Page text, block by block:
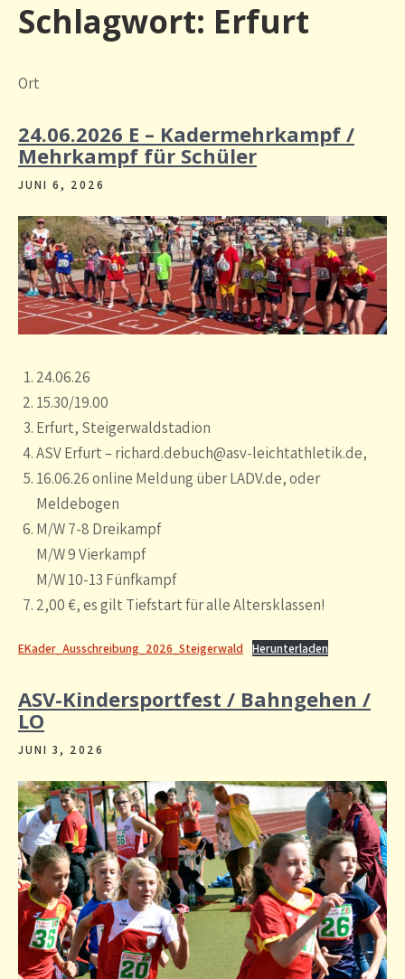
Schlagwort: Erfurt
Ort
24.06.2026 E – Kadermehrkampf /
Mehrkampf für Schüler
JUNI 6, 2026
24.06.26
15.30/19.00
Erfurt, Steigerwaldstadion
ASV Erfurt – richard.debuch@asv-leichtathletik.de,
16.06.26 online Meldung über LADV.de, oder
Meldebogen
M/W 7-8 Dreikampf
M/W 9 Vierkampf
M/W 10-13 Fünfkampf
2,00 €, es gilt Tiefstart für alle Altersklassen!
EKader_Ausschreibung_2026_Steigerwald Herunterladen
ASV-Kindersportfest / Bahngehen /
LO
JUNI 3, 2026